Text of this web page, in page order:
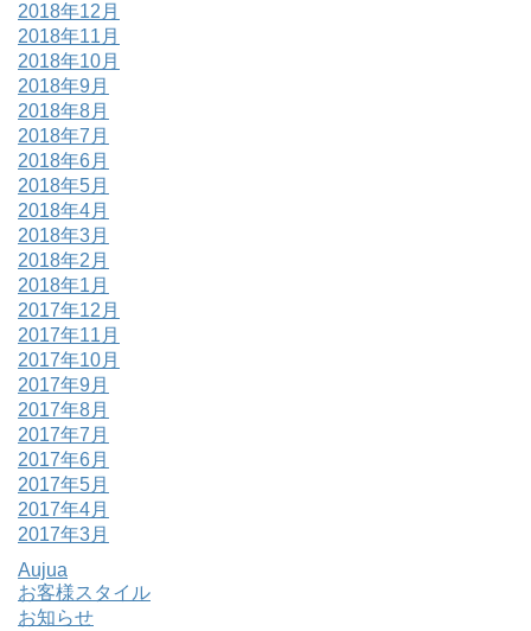
2018年12月
2018年11月
2018年10月
2018年9月
2018年8月
2018年7月
2018年6月
2018年5月
2018年4月
2018年3月
2018年2月
2018年1月
2017年12月
2017年11月
2017年10月
2017年9月
2017年8月
2017年7月
2017年6月
2017年5月
2017年4月
2017年3月
Aujua
お客様スタイル
お知らせ